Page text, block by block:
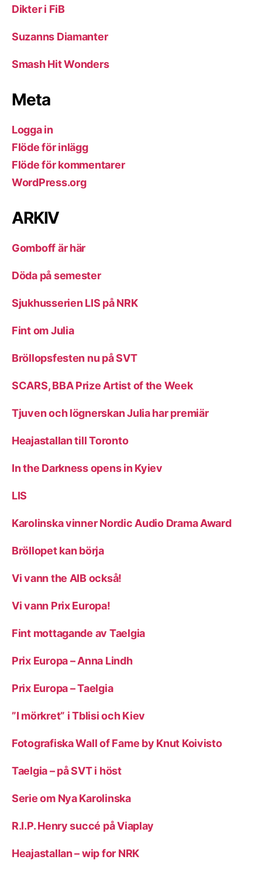
Dikter i FiB
Suzanns Diamanter
Smash Hit Wonders
Meta
Logga in
Flöde för inlägg
Flöde för kommentarer
WordPress.org
ARKIV
Gomboff är här
Döda på semester
Sjukhusserien LIS på NRK
Fint om Julia
Bröllopsfesten nu på SVT
SCARS, BBA Prize Artist of the Week
Tjuven och lögnerskan Julia har premiär
Heajastallan till Toronto
In the Darkness opens in Kyiev
LIS
Karolinska vinner Nordic Audio Drama Award
Bröllopet kan börja
Vi vann the AIB också!
Vi vann Prix Europa!
Fint mottagande av Taelgia
Prix Europa – Anna Lindh
Prix Europa – Taelgia
”I mörkret” i Tblisi och Kiev
Fotografiska Wall of Fame by Knut Koivisto
Taelgia – på SVT i höst
Serie om Nya Karolinska
R.I.P. Henry succé på Viaplay
Heajastallan – wip for NRK